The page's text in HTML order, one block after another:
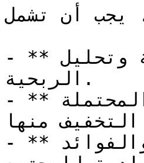
يجب أن تشمل:
- **التحليل المالي**: يشمل التدفقات النقدية وتحليل
الربحية.
- **تقييم المخاطر**: التفكير في المخاطر المحتملة
منها.
- **العوائد الاجتماعية**: من مثل فرص العمل والفوائد